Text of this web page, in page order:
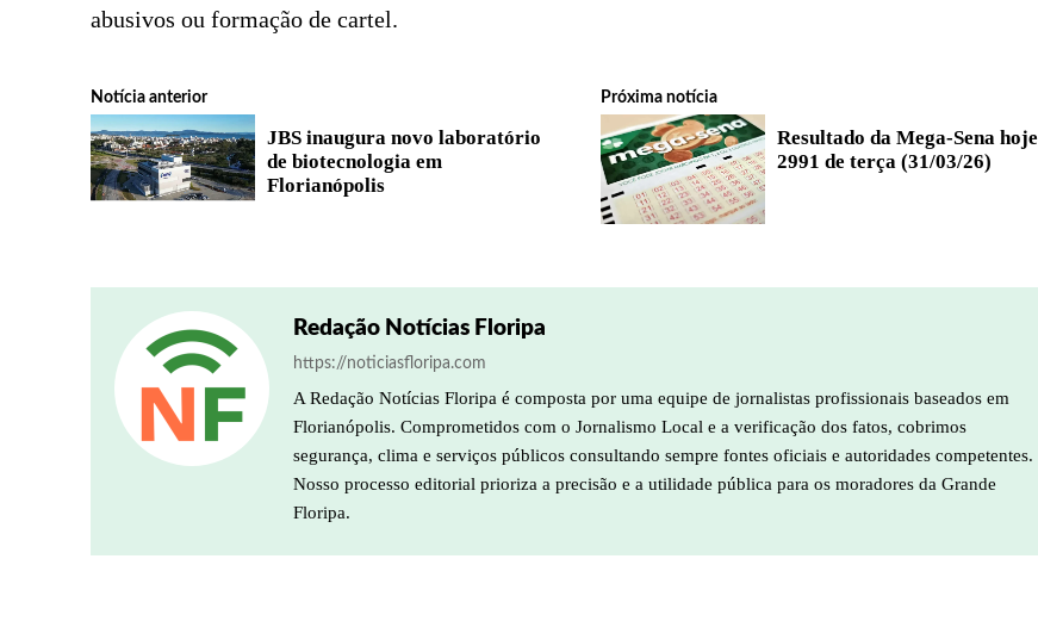
abusivos ou formação de cartel.
Notícia anterior
JBS inaugura novo laboratório
de biotecnologia em
Florianópolis
Próxima notícia
Resultado da Mega-Sena hoje
2991 de terça (31/03/26)
Redação Notícias Floripa
https://noticiasfloripa.com
A Redação Notícias Floripa é composta por uma equipe de jornalistas profissionais baseados em
Florianópolis. Comprometidos com o Jornalismo Local e a verificação dos fatos, cobrimos
segurança, clima e serviços públicos consultando sempre fontes oficiais e autoridades competentes.
Nosso processo editorial prioriza a precisão e a utilidade pública para os moradores da Grande
Floripa.